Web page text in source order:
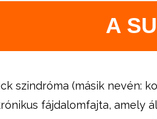
A
szindróma (másik nevén:
fájdalomfajta, amely